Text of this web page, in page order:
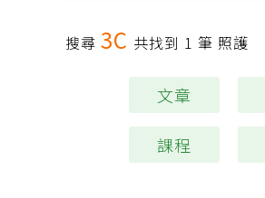
搜尋 3C 共找到 1 筆 照護
文章
課程